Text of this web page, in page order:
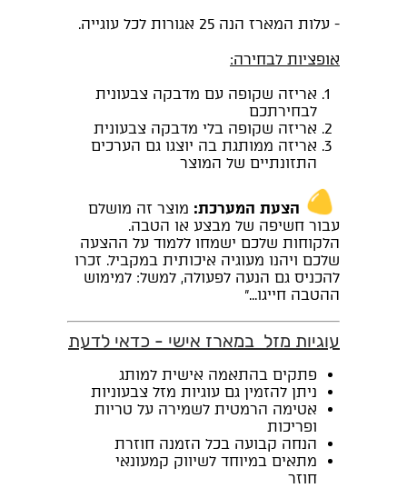
- עלות המארז הנה 25 אגורות לכל עוגייה.
אופציות לבחירה:
אריזה שקופה עם מדבקה צבעונית
לבחירתכם
אריזה שקופה בלי מדבקה צבעונית
אריזה ממותגת בה יוצגו גם הערכים
התזונתיים של המוצר
הצעת המערכת: מוצר זה מושלם
עבור חשיפה של מבצע או הטבה.
הלקוחות שלכם ישמחו ללמוד על ההצעה
שלכם ויהנו מעוגיה איכותית במקביל. זכרו
להכניס גם הנעה לפעולה, למשל: למימוש
ההטבה חייגו..."
עוגיות מזל במארז אישי - כדאי לדעת
פתקים בהתאמה אישית למותג
ניתן להזמין גם עוגיות מזל צבעוניות
אטימה הרמטית לשמירה על טריות
ופריכות
הנחה קבועה בכל הזמנה חוזרת
מתאים במיוחד לשיווק קמעונאי
חוזר